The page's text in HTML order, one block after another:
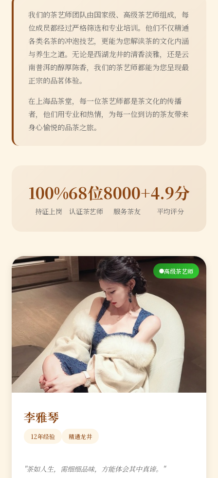
我们的茶艺师团队由国家级、高级茶艺师组成，每
位成员都经过严格筛选和专业培训。他们不仅精通
各类名茶的冲泡技艺，更能为您解读茶的文化内涵
与养生之道。无论是西湖龙井的清香淡雅，还是云
南普洱的醇厚陈香，我们的茶艺师都能为您呈现最
正宗的品茗体验。
在上海品茶堂，每一位茶艺师都是茶文化的传播
者，他们用专业和热情，为每一位到访的茶友带来
身心愉悦的品茶之旅。
100%
持证上岗
68位
认证茶艺师
8000+
服务茶友
4.9分
平均评分
高级茶艺师
李雅琴
12年经验 精通龙井
"茶如人生，需细细品味，方能体会其中真谛。"